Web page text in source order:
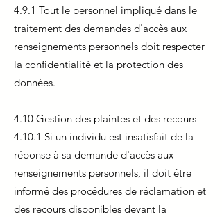
4.9.1 Tout le personnel impliqué dans le
traitement des demandes d'accès aux
renseignements personnels doit respecter
la confidentialité et la protection des
données.
4.10 Gestion des plaintes et des recours
4.10.1 Si un individu est insatisfait de la
réponse à sa demande d'accès aux
renseignements personnels, il doit être
informé des procédures de réclamation et
des recours disponibles devant la